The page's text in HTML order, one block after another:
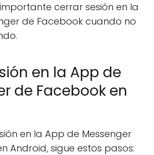
cerrar sesión en la
de Facebook cuando no
en la App de
de Facebook en
en la App de Messenger
Android, sigue estos pasos: